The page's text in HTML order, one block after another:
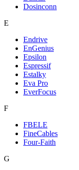
Dosinconn
E
Endrive
EnGenius
Epsilon
Espressif
Estalky
Eva Pro
EverFocus
F
FBELE
FineCables
Four-Faith
G